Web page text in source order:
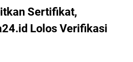
Sertifikat,
Lolos Verifikasi